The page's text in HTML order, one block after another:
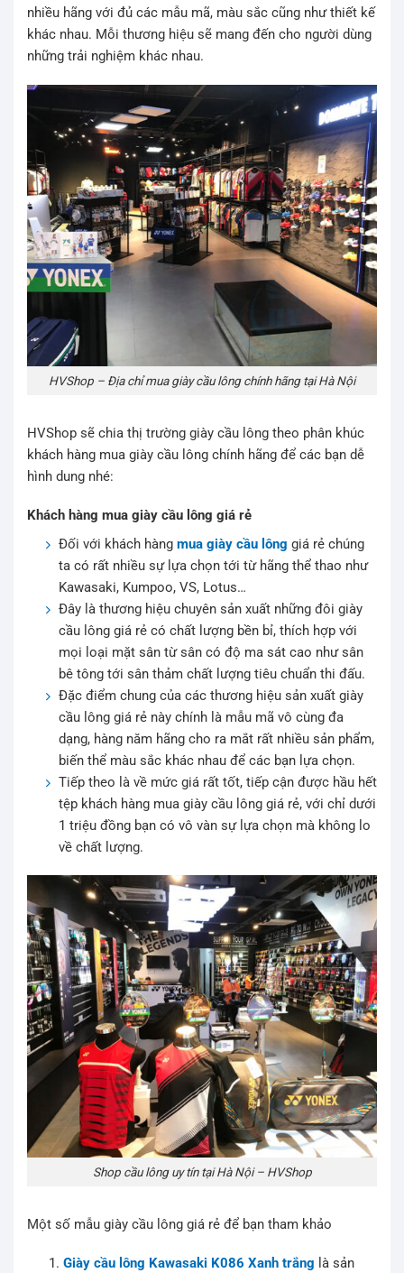
nhiều hãng với đủ các mẫu mã, màu sắc cũng như thiết kế
khác nhau. Mỗi thương hiệu sẽ mang đến cho người dùng
những trải nghiệm khác nhau.
HVShop – Địa chỉ mua giày cầu lông chính hãng tại Hà Nội
HVShop sẽ chia thị trường giày cầu lông theo phân khúc
khách hàng mua giày cầu lông chính hãng để các bạn dễ
hình dung nhé:
Khách hàng mua giày cầu lông giá rẻ
Đối với khách hàng mua giày cầu lông giá rẻ chúng
ta có rất nhiều sự lựa chọn tới từ hãng thể thao như
Kawasaki, Kumpoo, VS, Lotus…
Đây là thương hiệu chuyên sản xuất những đôi giày
cầu lông giá rẻ có chất lượng bền bỉ, thích hợp với
mọi loại mặt sân từ sân có độ ma sát cao như sân
bê tông tới sân thảm chất lượng tiêu chuẩn thi đấu.
Đặc điểm chung của các thương hiệu sản xuất giày
cầu lông giá rẻ này chính là mẫu mã vô cùng đa
dạng, hàng năm hãng cho ra mắt rất nhiều sản phẩm,
biến thể màu sắc khác nhau để các bạn lựa chọn.
Tiếp theo là về mức giá rất tốt, tiếp cận được hầu hết
tệp khách hàng mua giày cầu lông giá rẻ, với chỉ dưới
1 triệu đồng bạn có vô vàn sự lựa chọn mà không lo
về chất lượng.
Shop cầu lông uy tín tại Hà Nội – HVShop
Một số mẫu giày cầu lông giá rẻ để bạn tham khảo
Giày cầu lông Kawasaki K086 Xanh trắng là sản